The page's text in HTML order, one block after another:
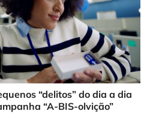
“delitos” do dia a dia
“A-BIS-olvição”